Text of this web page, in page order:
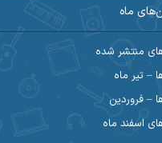
ماه
منتشر شده
– تیر ماه
– فروردین
اسفند ماه